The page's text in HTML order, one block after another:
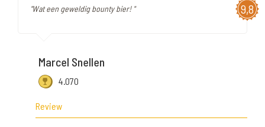
9,8
"Wat een geweldig bounty bier! "
Marcel Snellen
4.070
Review